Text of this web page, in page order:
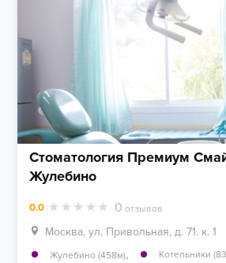
Стоматология Премиум
Жулебино
0.0 0 отзывов
Москва, ул. Привольная, д. 71. к. 1
Жулебино (458м),
Котельники